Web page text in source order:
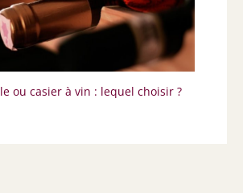
ou casier à vin : lequel choisir ?